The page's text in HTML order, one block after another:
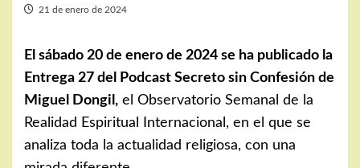
21 de enero de 2024
El sábado 20 de enero de 2024 se ha publicado la
Entrega 27 del Podcast Secreto sin Confesión de
Miguel Dongil, el Observatorio Semanal de la
Realidad Espiritual Internacional, en el que se
analiza toda la actualidad religiosa, con una